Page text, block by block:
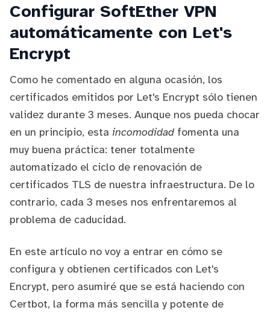
Configurar SoftEther VPN
automáticamente con Let's
Encrypt
Como he comentado en alguna ocasión, los
certificados emitidos por Let's Encrypt sólo tienen
validez durante 3 meses. Aunque nos pueda chocar
en un principio, esta incomodidad fomenta una
muy buena práctica: tener totalmente
automatizado el ciclo de renovación de
certificados TLS de nuestra infraestructura. De lo
contrario, cada 3 meses nos enfrentaremos al
problema de caducidad.
En este artículo no voy a entrar en cómo se
configura y obtienen certificados con Let's
Encrypt, pero asumiré que se está haciendo con
Certbot, la forma más sencilla y potente de